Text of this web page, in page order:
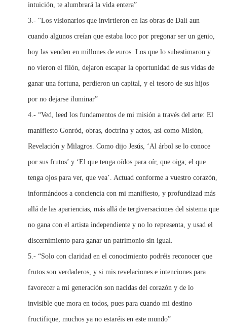
intuición, te alumbrará la vida entera”
3.- “Los visionarios que invirtieron en las obras de Dalí aun
cuando algunos creían que estaba loco por pregonar ser un genio,
hoy las venden en millones de euros. Los que lo subestimaron y
no vieron el filón, dejaron escapar la oportunidad de sus vidas de
ganar una fortuna, perdieron un capital, y el tesoro de sus hijos
por no dejarse iluminar”
4.- “Ved, leed los fundamentos de mi misión a través del arte: El
manifiesto Gonród, obras, doctrina y actos, así como Misión,
Revelación y Milagros. Como dijo Jesús, ‘Al árbol se lo conoce
por sus frutos’ y ‘El que tenga oídos para oír, que oiga; el que
tenga ojos para ver, que vea’. Actuad conforme a vuestro corazón,
informándoos a conciencia con mi manifiesto, y profundizad más
allá de las apariencias, más allá de tergiversaciones del sistema que
no gana con el artista independiente y no lo representa, y usad el
discernimiento para ganar un patrimonio sin igual.
5.- “Solo con claridad en el conocimiento podréis reconocer que
frutos son verdaderos, y si mis revelaciones e intenciones para
favorecer a mi generación son nacidas del corazón y de lo
invisible que mora en todos, pues para cuando mi destino
fructifique, muchos ya no estaréis en este mundo”